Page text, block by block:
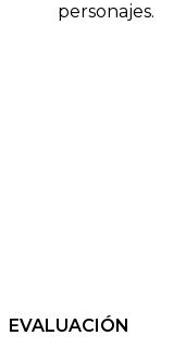
personajes.
EVALUACIÓN